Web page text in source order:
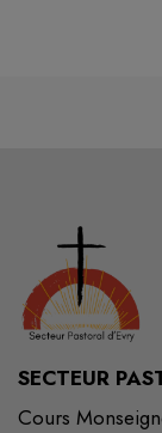
SECTEUR
Cours